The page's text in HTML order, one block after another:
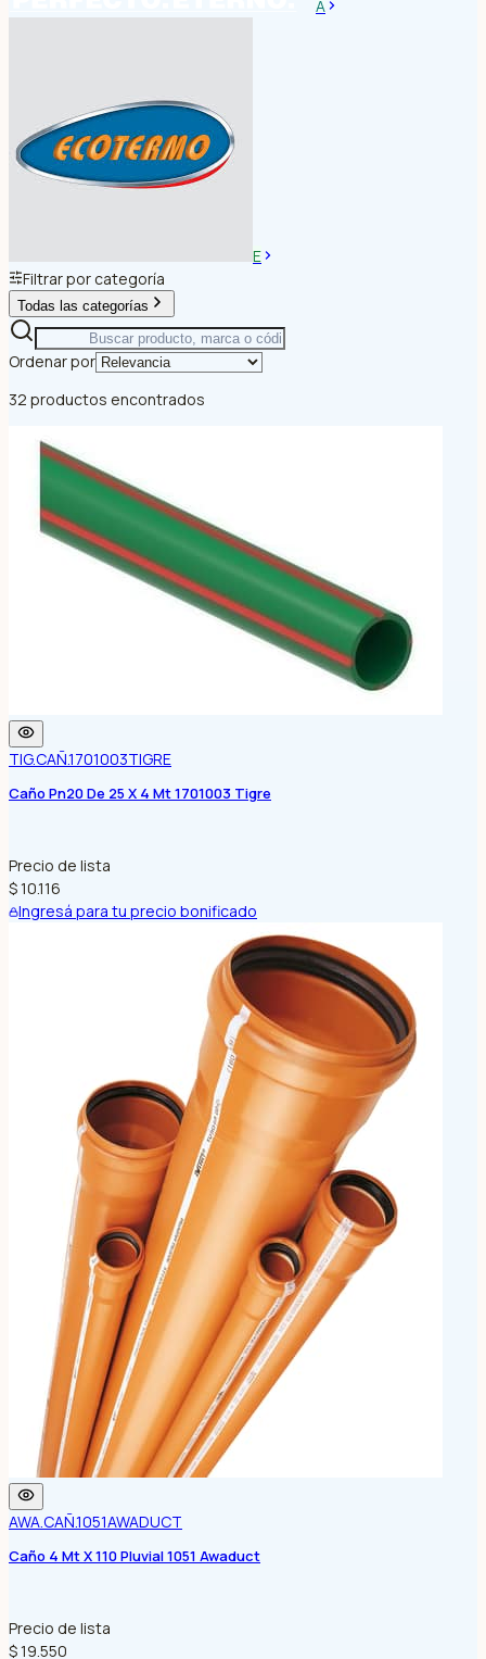
A
E
Filtrar por categoría
Todas las categorías
Ordenar por
32 productos encontrados
TIG.CAÑ.1701003TIGRE
Caño Pn20 De 25 X 4 Mt 1701003 Tigre
Precio de lista
$ 10.116
Ingresá para tu precio bonificado
AWA.CAÑ.1051AWADUCT
Caño 4 Mt X 110 Pluvial 1051 Awaduct
Precio de lista
$ 19.550